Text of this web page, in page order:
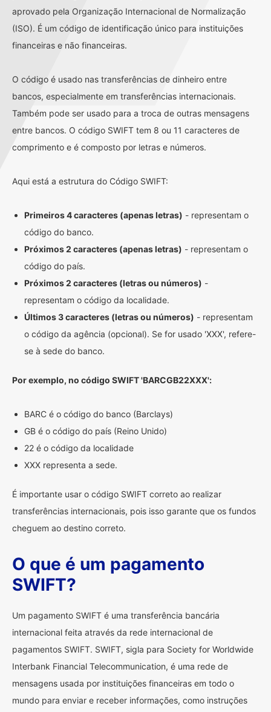
aprovado pela Organização Internacional de Normalização
(ISO). É um código de identificação único para instituições
financeiras e não financeiras.
O código é usado nas transferências de dinheiro entre
bancos, especialmente em transferências internacionais.
Também pode ser usado para a troca de outras mensagens
entre bancos. O código SWIFT tem 8 ou 11 caracteres de
comprimento e é composto por letras e números.
Aqui está a estrutura do Código SWIFT:
Primeiros 4 caracteres (apenas letras) - representam o
código do banco.
Próximos 2 caracteres (apenas letras) - representam o
código do país.
Próximos 2 caracteres (letras ou números) -
representam o código da localidade.
Últimos 3 caracteres (letras ou números) - representam
o código da agência (opcional). Se for usado 'XXX', refere-
se à sede do banco.
Por exemplo, no código SWIFT 'BARCGB22XXX':
BARC é o código do banco (Barclays)
GB é o código do país (Reino Unido)
22 é o código da localidade
XXX representa a sede.
É importante usar o código SWIFT correto ao realizar
transferências internacionais, pois isso garante que os fundos
cheguem ao destino correto.
O que é um pagamento
SWIFT?
Um pagamento SWIFT é uma transferência bancária
internacional feita através da rede internacional de
pagamentos SWIFT. SWIFT, sigla para Society for Worldwide
Interbank Financial Telecommunication, é uma rede de
mensagens usada por instituições financeiras em todo o
mundo para enviar e receber informações, como instruções